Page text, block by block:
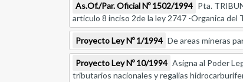
As.Of./Par. Oficial Nº 1502/1994 Pta.
articulo 8 inciso 2de la ley 2747 -Organica del
Proyecto Ley Nº 1/1994 De areas mineras
Proyecto Ley Nº 10/1994 Asigna al Poder
tributarios nacionales y regalias